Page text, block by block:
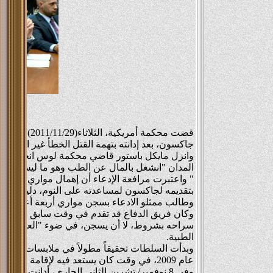
Ali
واحد
قضت محكمة
جاكسون، بعد إدانته بتهمة القتل الخطأ غير العمد
وانزل مايكل باستور قاضي محكمة لوس انجليس
المدان "انشغل بالمال عن الطب وهو ما ليس
" واعتبرت مرافعة الإدعاء أن إهمال مواري في
بتقديمه لجاكسون لمساعدته على النوم، دليل
وطالب ممثلو الادعاء بسجن مواري أربعة أعوام وإلزامه بدفع نحو 100 مليون دولار
وكان فريق الدفاع قد تقدم في وقت سابق
سراحه بشروط، لا أن يسجن، في ضوء "العواقب
الطبية.
عام 2009، في وقت كان يستعد فيه لإقامة جولة غنائية في لندن، كانت ستمثل عودته إلى عالم الفن بعد غياب طويل.